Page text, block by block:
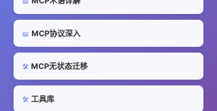
📖 MCP协议深入
🛠️ MCP无状态迁移
🛠️ 工具库